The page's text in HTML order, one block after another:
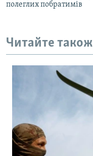
полеглих побратимів
Читайте також